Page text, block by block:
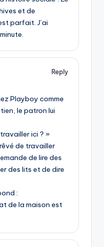
et de
parfait. J’ai
Reply
Playboy comme
le patron lui
ici ? »
de travailler
de lire des
des lits et de dire
:
de la maison est